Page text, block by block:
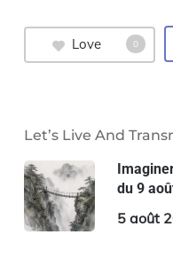
Love 0
Let’s Live And
du 9
5 août